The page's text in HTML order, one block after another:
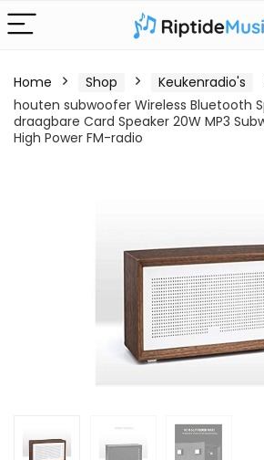
Home Shop Keukenradio's
houten subwoofer Wireless Bluetooth
draagbare Card Speaker 20W MP3
High Power FM-radio